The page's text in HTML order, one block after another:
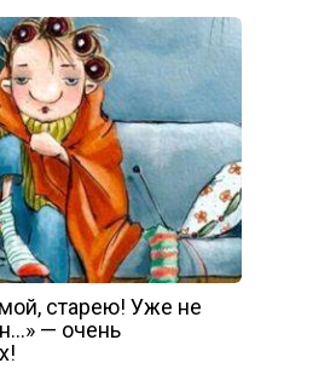
старею! Уже не
— очень